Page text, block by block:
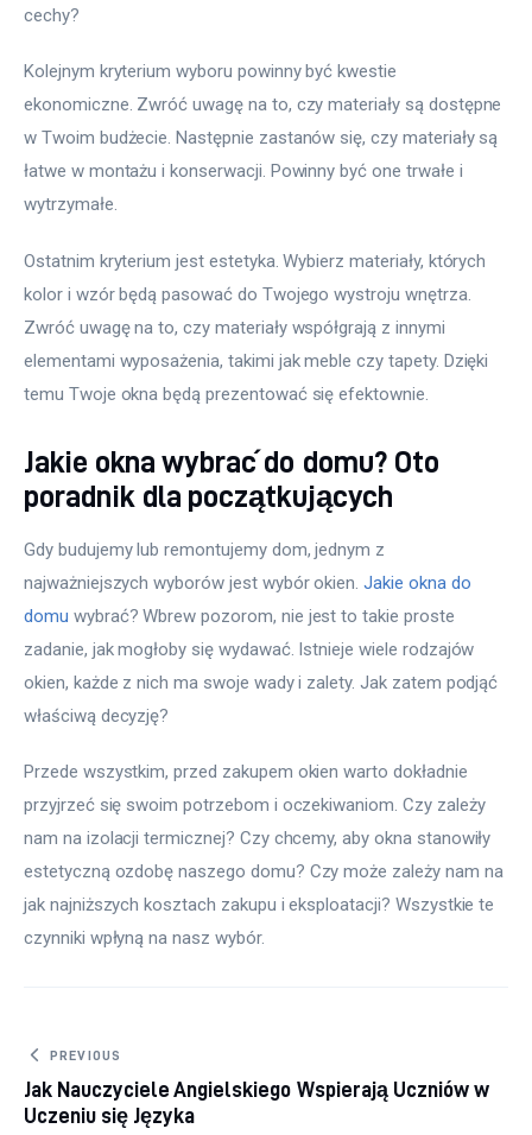
cechy?
Kolejnym kryterium wyboru powinny być kwestie
ekonomiczne. Zwróć uwagę na to, czy materiały są dostępne
w Twoim budżecie. Następnie zastanów się, czy materiały są
łatwe w montażu i konserwacji. Powinny być one trwałe i
wytrzymałe.
Ostatnim kryterium jest estetyka. Wybierz materiały, których
kolor i wzór będą pasować do Twojego wystroju wnętrza.
Zwróć uwagę na to, czy materiały współgrają z innymi
elementami wyposażenia, takimi jak meble czy tapety. Dzięki
temu Twoje okna będą prezentować się efektownie.
Jakie okna wybrać do domu? Oto
poradnik dla początkujących
Gdy budujemy lub remontujemy dom, jednym z
najważniejszych wyborów jest wybór okien. Jakie okna do
domu wybrać? Wbrew pozorom, nie jest to takie proste
zadanie, jak mogłoby się wydawać. Istnieje wiele rodzajów
okien, każde z nich ma swoje wady i zalety. Jak zatem podjąć
właściwą decyzję?
Przede wszystkim, przed zakupem okien warto dokładnie
przyjrzeć się swoim potrzebom i oczekiwaniom. Czy zależy
nam na izolacji termicznej? Czy chcemy, aby okna stanowiły
estetyczną ozdobę naszego domu? Czy może zależy nam na
jak najniższych kosztach zakupu i eksploatacji? Wszystkie te
czynniki wpłyną na nasz wybór.
Nawigacja wpisu
PREVIOUS
Jak Nauczyciele Angielskiego Wspierają Uczniów w
Uczeniu się Języka